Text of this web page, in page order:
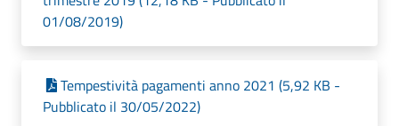
01/08/2019)
Tempestività pagamenti anno 2021 (5,92 KB -
Pubblicato il 30/05/2022)